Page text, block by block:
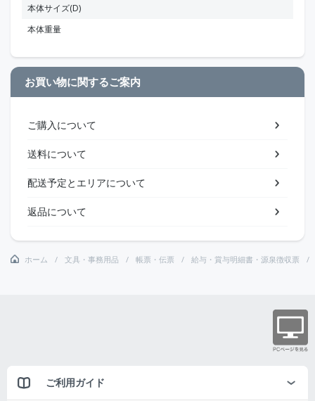
本体サイズ(D)
本体重量
お買い物に関するご案内
ご購入について
送料について
配送予定とエリアについて
返品について
ホーム 文具・事務用品 帳票・伝票 給与・賞与明細書・源泉徴収票
ご利用ガイド